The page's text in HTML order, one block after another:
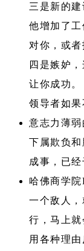
三是新的
他增加了工
对你，或者
四是嫉妒
让你成功。
领导者如果
意志力薄
下属欺负
成事，已经
哈佛商学
一个敌人
行，马上就
用各种理由